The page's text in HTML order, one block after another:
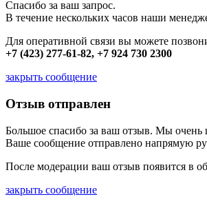
Спасибо за ваш запрос.
В течение нескольких часов наши
Для оперативной связи вы можете
+7 (423) 277-61-82, +7 924 730 2300
закрыть сообщение
Отзыв отправлен
Большое спасибо за ваш отзыв. Мы
Ваше сообщение отправлено напрямую
После модерации ваш отзыв появится в
закрыть сообщение